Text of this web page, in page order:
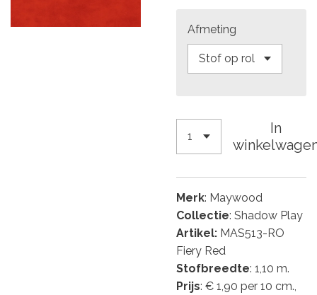
Afmeting
In
Merk: Maywood
Collectie: Shadow Play
Artikel: MAS513-RO
Fiery Red
Stofbreedte: 1,10 m.
Prijs: € 1,90 per 10 cm.,